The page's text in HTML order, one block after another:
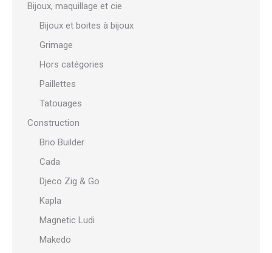
Bijoux, maquillage et cie
Bijoux et boites à bijoux
Grimage
Hors catégories
Paillettes
Tatouages
Construction
Brio Builder
Cada
Djeco Zig & Go
Kapla
Magnetic Ludi
Makedo